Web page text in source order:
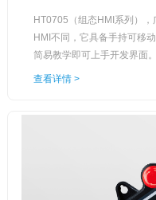
HT0705（组态HMI系列）
HMI不同，它具备手持可移
简易教学即可上手开发界面
客制化需求。人机界面制作
查看详情 >